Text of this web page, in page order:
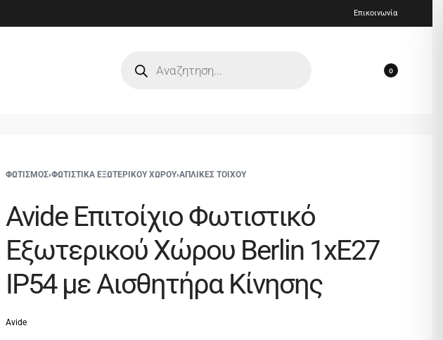
Επικοινωνία
0
ΦΩΤΙΣΜΟΣ›ΦΩΤΙΣΤΙΚΑ ΕΞΩΤΕΡΙΚΟΥ ΧΩΡΟΥ›ΑΠΛΙΚΕΣ ΤΟΙΧΟΥ
Avide Επιτοίχιο Φωτιστικό
Εξωτερικού Χώρου Berlin 1xE27
IP54 με Αισθητήρα Κίνησης
Avide